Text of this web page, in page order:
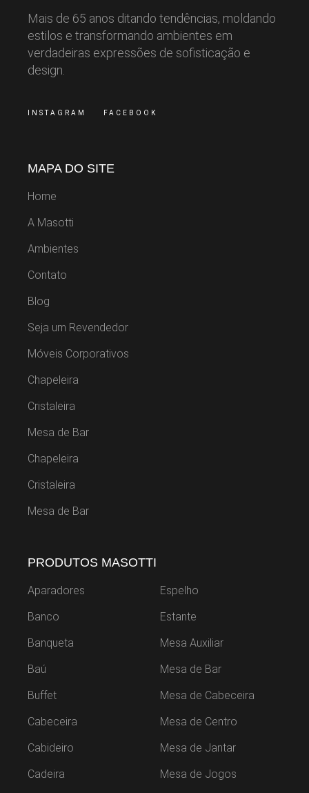
Mais de 65 anos ditando tendências, moldando
estilos e transformando ambientes em
verdadeiras expressões de sofisticação e
design.
INSTAGRAM FACEBOOK
MAPA DO SITE
Home
A Masotti
Ambientes
Contato
Blog
Seja um Revendedor
Móveis Corporativos
Chapeleira
Cristaleira
Mesa de Bar
Chapeleira
Cristaleira
Mesa de Bar
PRODUTOS MASOTTI
Aparadores
Banco
Banqueta
Baú
Buffet
Cabeceira
Cabideiro
Cadeira
Espelho
Estante
Mesa Auxiliar
Mesa de Bar
Mesa de Cabeceira
Mesa de Centro
Mesa de Jantar
Mesa de Jogos